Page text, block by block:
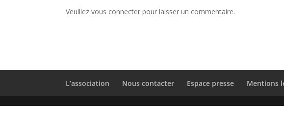
Veuillez vous connecter pour laisser un commentaire.
L’association Nous contacter Espace presse Mentions